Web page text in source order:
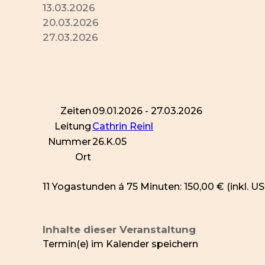
13.03.2026
20.03.2026
27.03.2026
Zeiten 09.01.2026 - 27.03.2026
Leitung Cathrin Reinl
Nummer26.K.05
Ort
11 Yogastunden á 75 Minuten: 150,00 € (inkl.
Inhalte dieser Veranstaltung
Termin(e) im Kalender speichern